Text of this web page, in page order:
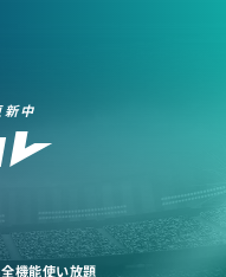
中
機能使い放題